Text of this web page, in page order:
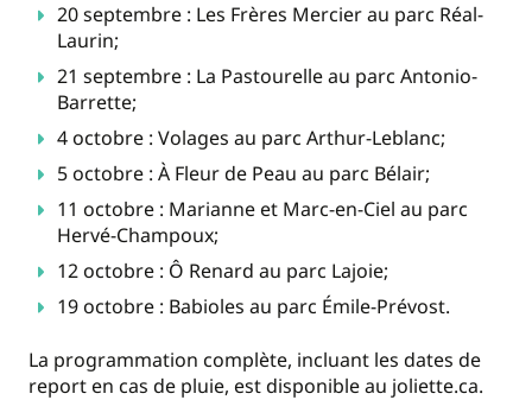
20 septembre : Les Frères Mercier au parc Réal-
Laurin;
21 septembre : La Pastourelle au parc Antonio-
Barrette;
4 octobre : Volages au parc Arthur-Leblanc;
5 octobre : À Fleur de Peau au parc Bélair;
11 octobre : Marianne et Marc-en-Ciel au parc
Hervé-Champoux;
12 octobre : Ô Renard au parc Lajoie;
19 octobre : Babioles au parc Émile-Prévost.
La programmation complète, incluant les dates de
report en cas de pluie, est disponible au joliette.ca.